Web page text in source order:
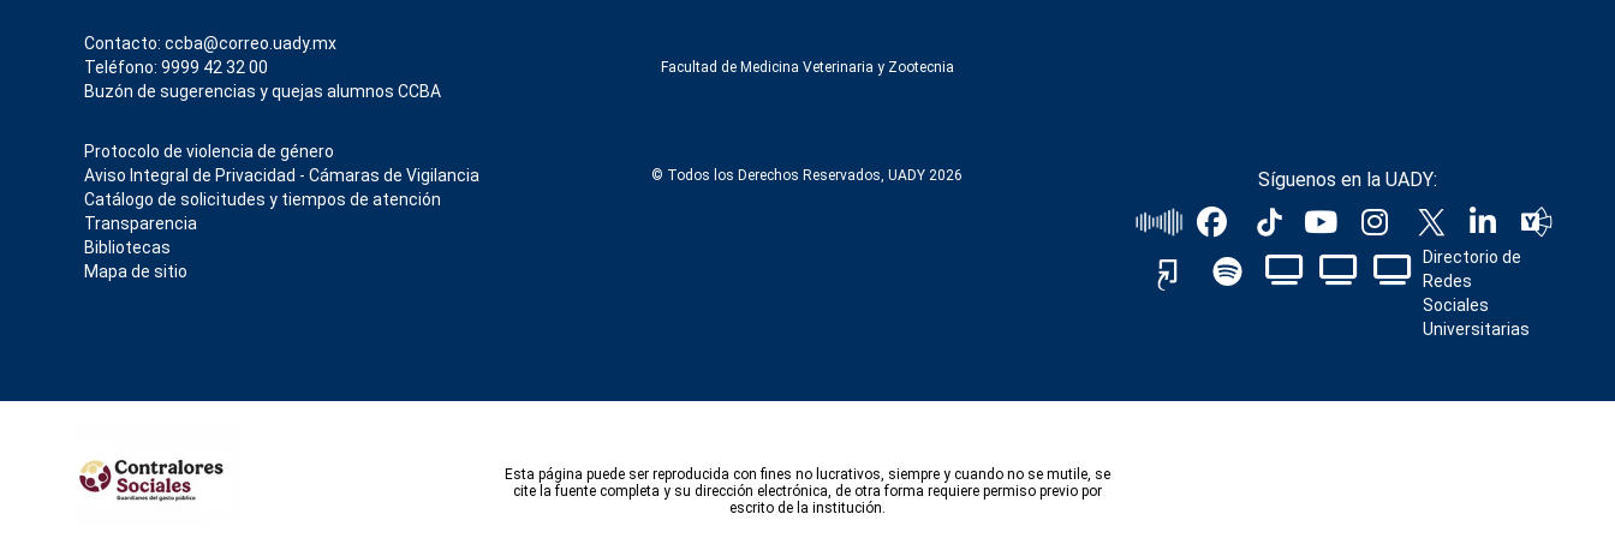
Contacto: ccba@correo.uady.mx
Teléfono: 9999 42 32 00
Buzón de sugerencias y quejas alumnos CCBA
Facultad de Medicina Veterinaria y Zootecnia
Protocolo de violencia de género
Aviso Integral de Privacidad - Cámaras de Vigilancia
Catálogo de solicitudes y tiempos de atención
Transparencia
Bibliotecas
Mapa de sitio
© Todos los Derechos Reservados, UADY 2026 Síguenos en la UADY:
Directorio de
Redes
Sociales
Universitarias
Esta página puede ser reproducida con fines no lucrativos, siempre y cuando no se mutile, se
cite la fuente completa y su dirección electrónica, de otra forma requiere permiso previo por
escrito de la institución.